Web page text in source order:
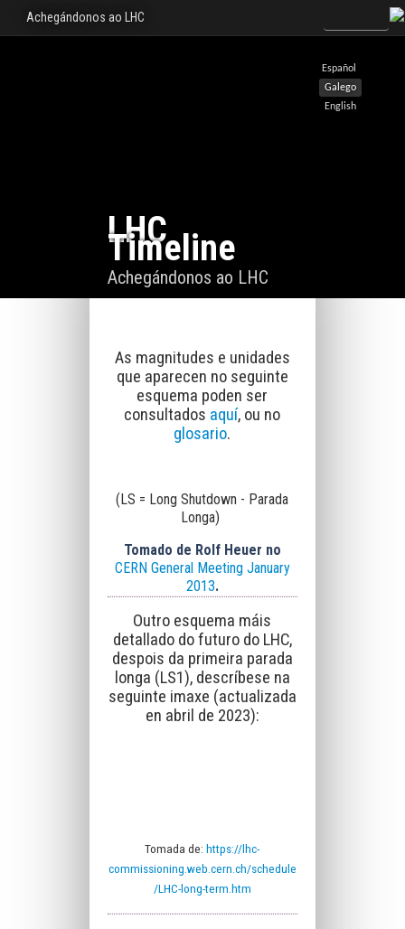
Español
Galego
English
Achegándonos ao LHC
LHC
Timeline
Achegándonos ao LHC
As magnitudes e unidades
que aparecen no seguinte
esquema poden ser
consultados aquí, ou no
glosario.
(LS = Long Shutdown - Parada
Longa)
Tomado de Rolf Heuer no
CERN General Meeting January
2013.
Outro esquema máis
detallado do futuro do LHC,
despois da primeira parada
longa (LS1),descríbese na
seguinte imaxe (actualizada
en abril de 2023):
Tomada de: https://lhc-
commissioning.web.cern.ch/schedule
/LHC-long-term.htm